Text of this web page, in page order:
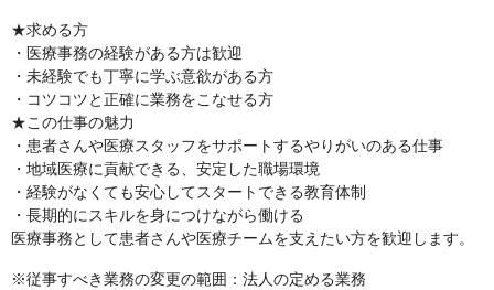
★求める方
・医療事務の経験がある方は歓迎
・未経験でも丁寧に学ぶ意欲がある方
・コツコツと正確に業務をこなせる方
★この仕事の魅力
・患者さんや医療スタッフをサポートするやりがいのある仕事
・地域医療に貢献できる、安定した職場環境
・経験がなくても安心してスタートできる教育体制
・長期的にスキルを身につけながら働ける
医療事務として患者さんや医療チームを支えたい方を歓迎します。
※従事すべき業務の変更の範囲：法人の定める業務